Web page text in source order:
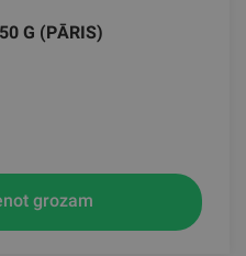
G (PĀRIS)
grozam